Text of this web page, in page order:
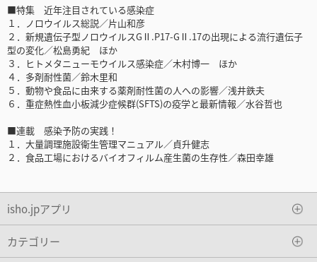
■特集 近年注目されている感染症
１．ノロウイルス総説／片山和彦
２．新規遺伝子型ノロウイルスGⅡ.P17-GⅡ.17の出現による流行遺伝子
型の変化／松島勇紀 ほか
３．ヒトメタニューモウイルス感染症／木村博一 ほか
４．多剤耐性菌／鈴木里和
５．動物や食品に由来する薬剤耐性菌の人への影響／浅井鉄夫
６．重症熱性血小板減少症候群(SFTS)の疫学と最新情報／水谷哲也
■連載 感染予防の実践！
１．大量調理施設衛生管理マニュアル／貞升健志
２．食品工場におけるバイオフィルム産生菌の生存性／森田幸雄
isho.jpアプリ
カテゴリー